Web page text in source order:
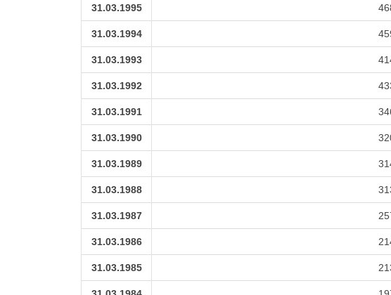
31.03.1995
31.03.1994
31.03.1993
31.03.1992
31.03.1991
31.03.1990
31.03.1989
31.03.1988
31.03.1987
31.03.1986
31.03.1985